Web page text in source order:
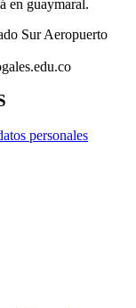
en guaymaral.
Sur Aeropuerto
personales